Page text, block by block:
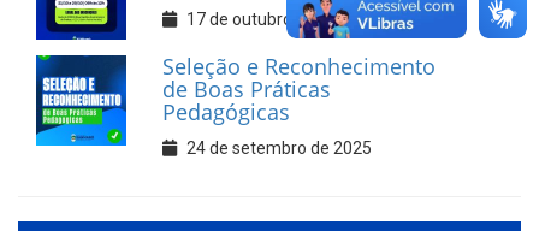
17 de outubro de 2025
Seleção e Reconhecimento
de Boas Práticas
Pedagógicas
24 de setembro de 2025